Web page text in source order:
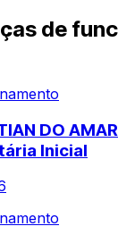
de
DO
Inicial